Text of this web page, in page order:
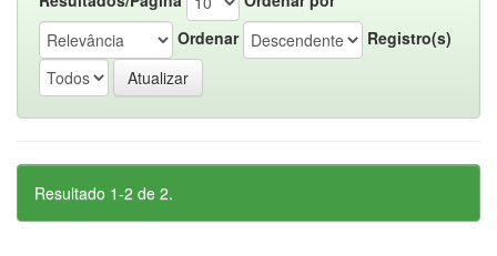
Ordenar
Registro(s)
Resultado 1-2 de 2.